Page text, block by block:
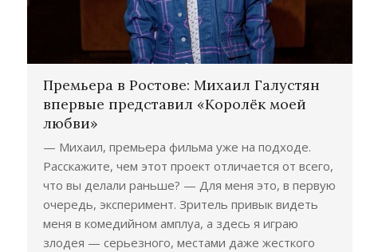
Премьера в Ростове: Михаил Галустян
впервые представил «Королёк моей
любви»
— Михаил, премьера фильма уже на подходе.
Расскажите, чем этот проект отличается от всего,
что вы делали раньше? — Для меня это, в первую
очередь, эксперимент. Зритель привык видеть
меня в комедийном амплуа, а здесь я играю
злодея — серьезного, местами даже жесткого